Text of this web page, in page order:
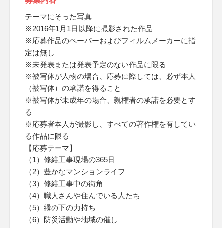
テーマにそった写真
※2016年1月1日以降に撮影された作品
※応募作品のペーパーおよびフィルムメーカーに指
定は無し
※未発表または発表予定のない作品に限る
※被写体が人物の場合、応募に際しては、必ず本人
（被写体）の承諾を得ること
※被写体が未成年の場合、親権者の承諾を必要とす
る
※応募者本人が撮影し、すべての著作権を有してい
る作品に限る
【応募テーマ】
（1）修繕工事現場の365日
（2）豊かなマンションライフ
（3）修繕工事中の街角
（4）職人さんや住んでいる人たち
（5）縁の下の力持ち
（6）防災活動や地域の催し